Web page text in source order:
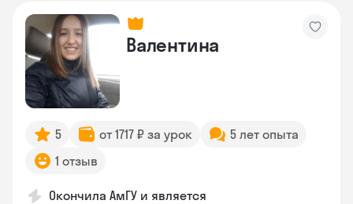
Валентина
5 от 1717 ₽ за урок
5 лет опыта
1 отзыв
Окончила АмГУ и является